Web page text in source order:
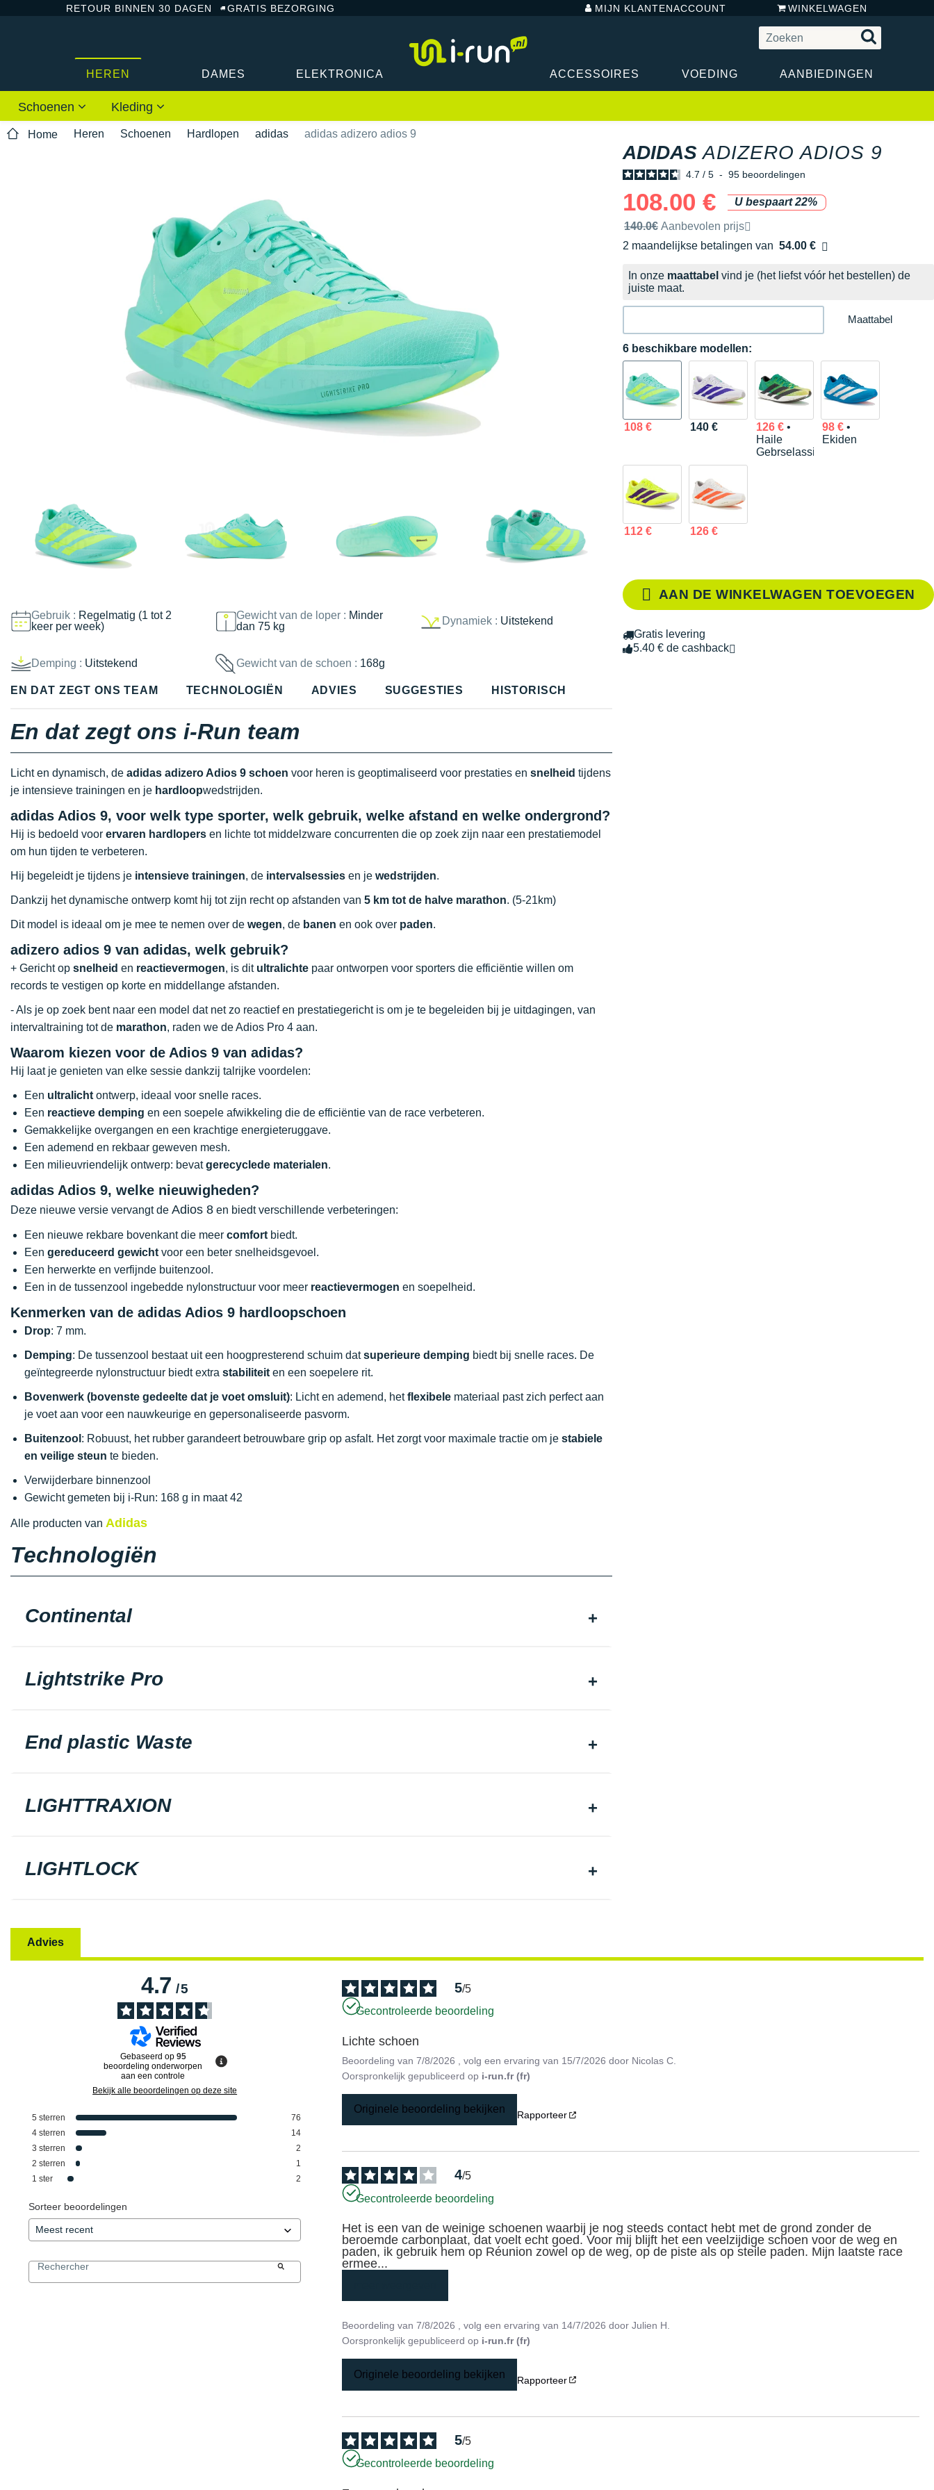
RETOUR BINNEN 30 DAGEN GRATIS BEZORGING MIJN KLANTENACCOUNT WINKELWAGEN
HEREN DAMES ELEKTRONICA ACCESSOIRES VOEDING AANBIEDINGEN
Schoenen Kleding
Home Heren Schoenen Hardlopen adidas adidas adizero adios 9
Gebruik : Regelmatig (1 tot 2
keer per week)
Gewicht van de loper : Minder
dan 75 kg
Dynamiek : Uitstekend
Demping : Uitstekend Gewicht van de schoen : 168g
ADIDAS ADIZERO ADIOS 9
4.7 / 5 - 95 beoordelingen
108.00 €
U bespaart 22%
Door het merk aanbevolen verkoopprijs
140.0€ Aanbevolen prijs
2 maandelijkse betalingen van 54.00 €
zonder kosten
In onze maattabel vind je (het liefst vóór het bestellen) de
juiste maat.
Maattabel
6 beschikbare modellen:
108 € 140 € 126 €•
Haile
Gebrselassie
98 €•
Ekiden
112 € 126 €
AAN DE WINKELWAGEN TOEVOEGEN
Gratis levering
5.40 € de cashback
EN DAT ZEGT ONS TEAM TECHNOLOGIËN ADVIES SUGGESTIES HISTORISCH
En dat zegt ons i-Run team
Licht en dynamisch, de adidas adizero Adios 9 schoen voor heren is geoptimaliseerd voor prestaties en snelheid tijdens
je intensieve trainingen en je hardloopwedstrijden.
adidas Adios 9, voor welk type sporter, welk gebruik, welke afstand en welke ondergrond?
Hij is bedoeld voor ervaren hardlopers en lichte tot middelzware concurrenten die op zoek zijn naar een prestatiemodel
om hun tijden te verbeteren.
Hij begeleidt je tijdens je intensieve trainingen, de intervalsessies en je wedstrijden.
Dankzij het dynamische ontwerp komt hij tot zijn recht op afstanden van 5 km tot de halve marathon. (5-21km)
Dit model is ideaal om je mee te nemen over de wegen, de banen en ook over paden.
adizero adios 9 van adidas, welk gebruik?
+ Gericht op snelheid en reactievermogen, is dit ultralichte paar ontworpen voor sporters die efficiëntie willen om
records te vestigen op korte en middellange afstanden.
- Als je op zoek bent naar een model dat net zo reactief en prestatiegericht is om je te begeleiden bij je uitdagingen, van
intervaltraining tot de marathon, raden we de Adios Pro 4 aan.
Waarom kiezen voor de Adios 9 van adidas?
Hij laat je genieten van elke sessie dankzij talrijke voordelen:
Een ultralicht ontwerp, ideaal voor snelle races.
Een reactieve demping en een soepele afwikkeling die de efficiëntie van de race verbeteren.
Gemakkelijke overgangen en een krachtige energieteruggave.
Een ademend en rekbaar geweven mesh.
Een milieuvriendelijk ontwerp: bevatgerecyclede materialen.
adidas Adios 9, welke nieuwigheden?
Deze nieuwe versie vervangt de Adios 8 en biedt verschillende verbeteringen:
Een nieuwe rekbare bovenkant die meer comfort biedt.
Een gereduceerd gewicht voor een beter snelheidsgevoel.
Een herwerkte en verfijnde buitenzool.
Een in de tussenzool ingebedde nylonstructuur voor meer reactievermogen en soepelheid.
Kenmerken van de adidas Adios 9 hardloopschoen
Drop: 7 mm.
Demping: De tussenzool bestaat uit een hoogpresterend schuim datsuperieure demping biedt bij snelle races. De
geïntegreerde nylonstructuur biedt extra stabiliteit en een soepelere rit.
Bovenwerk (bovenste gedeelte dat je voet omsluit): Licht en ademend, hetflexibele materiaal past zich perfect aan
je voet aan voor een nauwkeurige en gepersonaliseerde pasvorm.
Buitenzool : Robuust, het rubber garandeert betrouwbare grip op asfalt. Het zorgt voor maximale tractie om je stabiele
en veilige steun te bieden.
Verwijderbare binnenzool
Gewicht gemeten bij i-Run: 168 g in maat 42
Alle producten van Adidas
Technologiën
Continental
Lightstrike Pro
End plastic Waste
LIGHTTRAXION
LIGHTLOCK
Advies
4.7/5
Gebaseerd op 95
beoordeling onderworpen
aan een controle
Bekijk alle beoordelingen op deze site
5 sterren
76
4 sterren
14
3 sterren
2
2 sterren
1
1 ster 2
Sorteer beoordelingen
5/5
Gecontroleerde beoordeling
Lichte schoen
Beoordeling van7/8/2026 , volg een ervaring van 15/7/2026 door Nicolas C.
Oorspronkelijk gepubliceerd op i-run.fr (fr)
Originele beoordeling bekijken Rapporteer
4/5
Gecontroleerde beoordeling
Het is een van de weinige schoenen waarbij je nog steeds contact hebt met de grond zonder de
beroemde carbonplaat, dat voelt echt goed. Voor mij blijft het een veelzijdige schoen voor de weg en
paden, ik gebruik hem op Réunion zowel op de weg, op de piste als op steile paden. Mijn laatste race
ermee...
Beoordeling van7/8/2026 , volg een ervaring van 14/7/2026 doorJulien H.
Oorspronkelijk gepubliceerd op i-run.fr (fr)
Originele beoordeling bekijken Rapporteer
5/5
Gecontroleerde beoordeling